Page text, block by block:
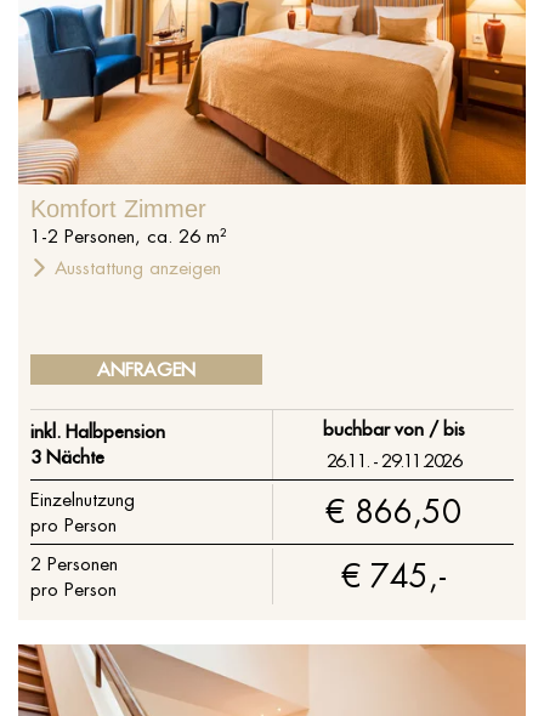
Komfort Zimmer
1 -2 Personen, ca. 26 m²
Ausstattung anzeigen
ANFRAGEN
inkl. Halbpension
3 Nächte
buchbar von / bis
26.11. - 29.11.2026
Einzelnutzung
pro Person
€ 866,50
2 Personen
pro Person
€ 745,-